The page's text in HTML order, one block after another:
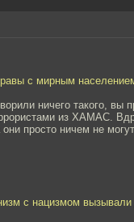
с мирным
ничего такого, вы
из ХАМАС.
они просто ничем не
с нацизмом